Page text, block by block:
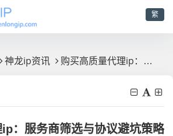
繁
神龙ip资讯 购买高质量代理ip：服务商筛选与协议避坑策略
：服务商筛选与协议避坑策略